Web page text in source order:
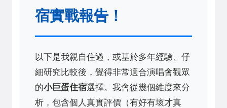
宿實戰報告！
以下是我親自住過，或基於多年經驗、仔
細研究比較後，覺得非常適合演唱會觀眾
的小巨蛋住宿選擇。我會從幾個維度來分
析，包含個人真實評價（有好有壞才真